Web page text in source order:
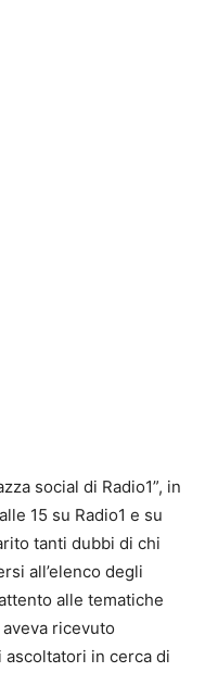
social di Radio1”, in
15 su Radio1 e su
tanti dubbi di chi
all’elenco degli
alle tematiche
ricevuto
in cerca di